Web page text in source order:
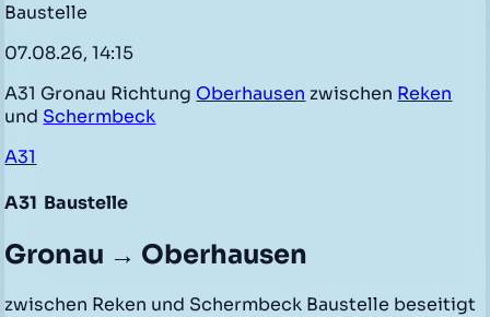
Baustelle
07.08.26, 14:15
A31 Gronau Richtung Oberhausen zwischen Reken
und Schermbeck
A31
A31 Baustelle
Gronau → Oberhausen
zwischen Reken und Schermbeck Baustelle beseitigt